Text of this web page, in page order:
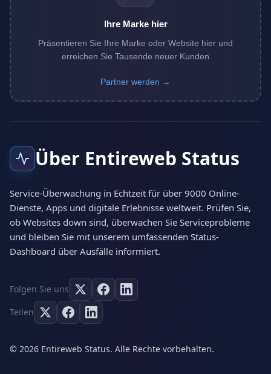
Ihre Marke hier
Präsentieren Sie Ihre Marke oder Website hier und
erreichen Sie Tausende neuer Kunden
Partner werden →
Über Entireweb Status
Service-Überwachung in Echtzeit für über 9000 Online-
Dienste, Apps und digitale Erlebnisse weltweit. Prüfen Sie,
ob Websites down sind, überwachen Sie Serviceprobleme
und bleiben Sie mit unserem umfassenden Status-
Dashboard über Ausfälle informiert.
Folgen Sie uns
Teilen
© 2026 Entireweb Status. Alle Rechte vorbehalten.